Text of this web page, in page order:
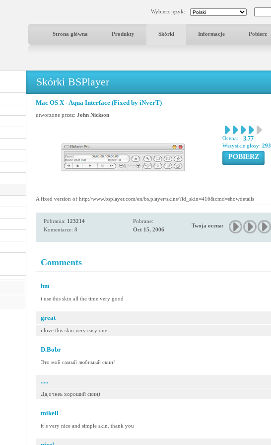
Wybierz język:
Strona główna Produkty Skórki Informacje Pobierz
Skórki BSPlayer
Mac OS X - Aqua Interface (Fixed by iNverT)
utworzone przez: John Nickson
Ocena: 3.77
Wszystkie głosy: 293
POBIERZ
A fixed version of http://www.bsplayer.com/en/bs.player/skins/?id_skin=416&cmd=showdetails
Pobrania: 123214
Komentarze: 8
Pobrane:
Oct 15, 2006
Twoja ocena:
Comments
hm
i use this skin all the time very good
great
i love this skin very easy one
D.Bobr
Это мой самый любимый скин!
.....
Да,очнеь хороший скин)
mikell
it`s very nice and simple skin. thank you